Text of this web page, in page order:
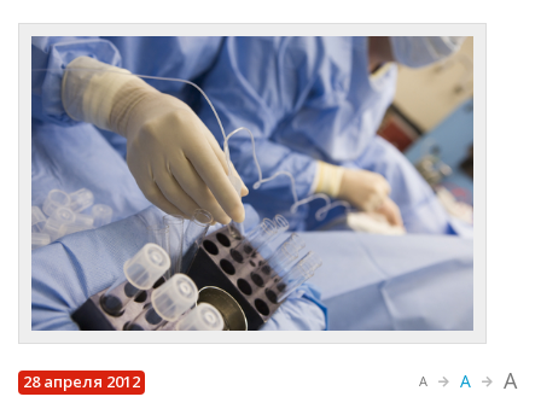
28 апреля 2012 A A A